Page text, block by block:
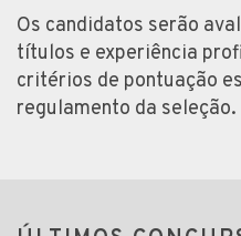
Os candidatos serão
títulos e experiência
critérios de pontuação
regulamento da seleção.